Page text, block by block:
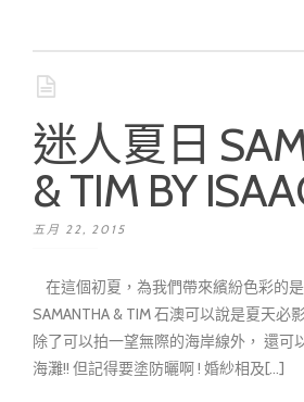
迷人夏日
& TIM BY
五月 22, 2015
在這個初夏，為我們帶來繽紛色彩的是
SAMANTHA & TIM 石澳可以說是夏天必
除了可以拍一望無際的海岸線外， 還可
海灘!! 但記得要塗防曬啊 ! 婚紗相及[...]